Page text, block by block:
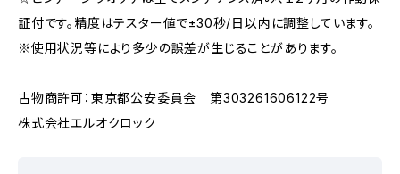
証付です。精度はテスター値で±30秒/日以内に調整しています。
※使用状況等により多少の誤差が生じることがあります。
古物商許可：東京都公安委員会 第303261606122号
株式会社エルオクロック